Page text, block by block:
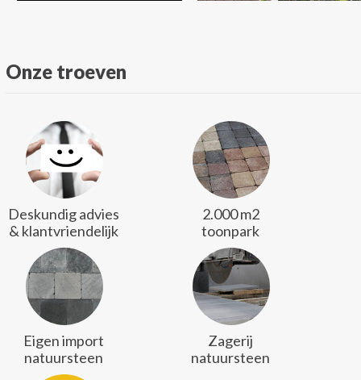
Onze troeven
Deskundig advies
& klantvriendelijk
2.000 m2
toonpark
Eigen import
natuursteen
Zagerij
natuursteen